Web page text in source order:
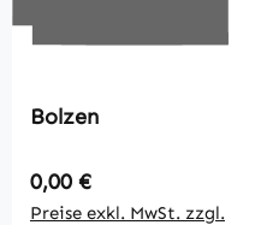
Bolzen
Regulärer Preis:
0,00 €
Preise exkl. MwSt. zzgl.